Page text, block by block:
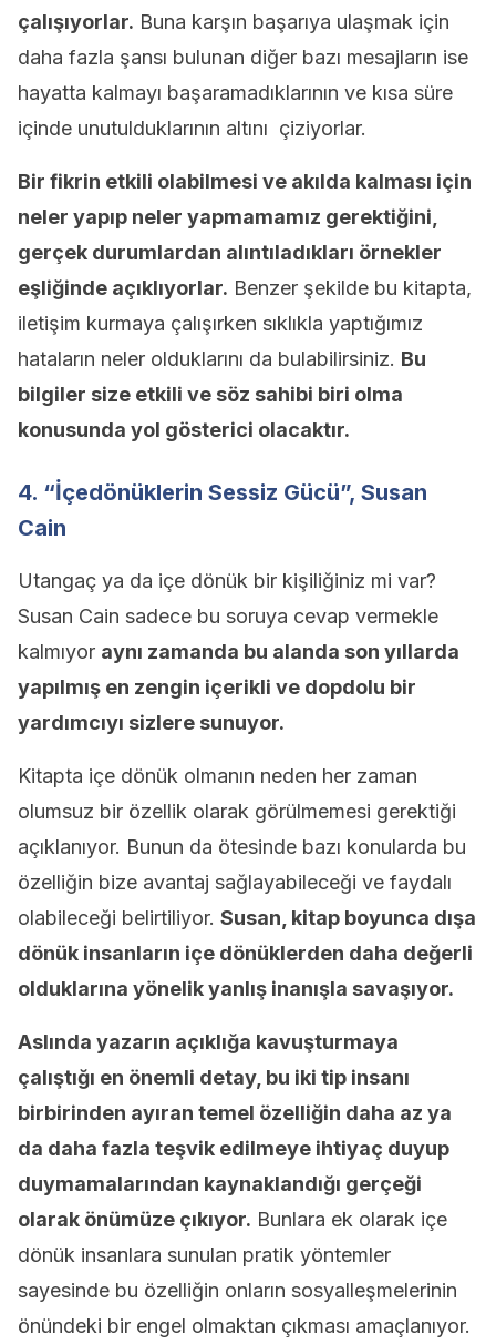
çalışıyorlar. Buna karşın başarıya ulaşmak için
daha fazla şansı bulunan diğer bazı mesajların ise
hayatta kalmayı başaramadıklarının ve kısa süre
içinde unutulduklarının altını çiziyorlar.
Bir fikrin etkili olabilmesi ve akılda kalması için
neler yapıp neler yapmamamız gerektiğini,
gerçek durumlardan alıntıladıkları örnekler
eşliğinde açıklıyorlar. Benzer şekilde bu kitapta,
iletişim kurmaya çalışırken sıklıkla yaptığımız
hataların neler olduklarını da bulabilirsiniz. Bu
bilgiler size etkili ve söz sahibi biri olma
konusunda yol gösterici olacaktır.
4. “İçedönüklerin Sessiz Gücü”, Susan
Cain
Utangaç ya da içe dönük bir kişiliğiniz mi var?
Susan Cain sadece bu soruya cevap vermekle
kalmıyor aynı zamanda bu alanda son yıllarda
yapılmış en zengin içerikli ve dopdolu bir
yardımcıyı sizlere sunuyor.
Kitapta içe dönük olmanın neden her zaman
olumsuz bir özellik olarak görülmemesi gerektiği
açıklanıyor. Bunun da ötesinde bazı konularda bu
özelliğin bize avantaj sağlayabileceği ve faydalı
olabileceği belirtiliyor. Susan, kitap boyunca dışa
dönük insanların içe dönüklerden daha değerli
olduklarına yönelik yanlış inanışla savaşıyor.
Aslında yazarın açıklığa kavuşturmaya
çalıştığı en önemli detay, bu iki tip insanı
birbirinden ayıran temel özelliğin daha az ya
da daha fazla teşvik edilmeye ihtiyaç duyup
duymamalarından kaynaklandığı gerçeği
olarak önümüze çıkıyor. Bunlara ek olarak içe
dönük insanlara sunulan pratik yöntemler
sayesinde bu özelliğin onların sosyalleşmelerinin
önündeki bir engel olmaktan çıkması amaçlanıyor.